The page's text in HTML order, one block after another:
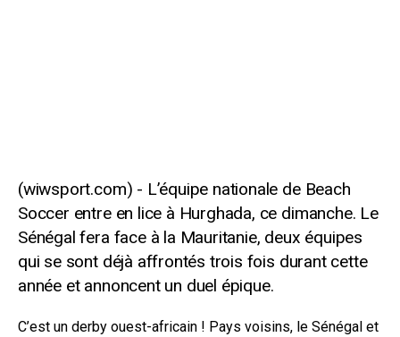
L’équipe nationale de Beach
Soccer entre en lice à Hurghada, ce dimanche. Le
Sénégal fera face à la Mauritanie, deux équipes
qui se sont déjà affrontés trois fois durant cette
année et annoncent un duel épique.
C’est un derby ouest-africain ! Pays voisins, le Sénégal et